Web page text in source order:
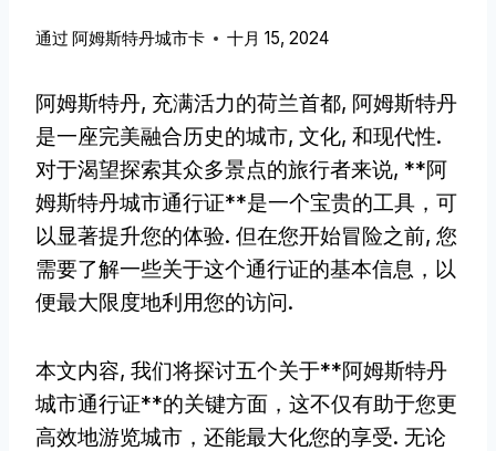
通过 阿姆斯特丹城市卡 十月 15, 2024
阿姆斯特丹, 充满活力的荷兰首都, 阿姆斯特丹
是一座完美融合历史的城市, 文化, 和现代性.
对于渴望探索其众多景点的旅行者来说, **阿
姆斯特丹城市通行证**是一个宝贵的工具，可
以显著提升您的体验. 但在您开始冒险之前, 您
需要了解一些关于这个通行证的基本信息，以
便最大限度地利用您的访问.
本文内容, 我们将探讨五个关于**阿姆斯特丹
城市通行证**的关键方面，这不仅有助于您更
高效地游览城市，还能最大化您的享受. 无论